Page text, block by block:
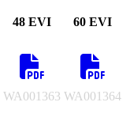
48 EVI 60 EVI
WA001363 WA001364